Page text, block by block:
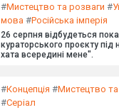
#Мистецтво та розваги #
мова #Російська імперія
26 серпня відбудеться
кураторського проєкту
хата всередині мене".
#Концепція #Мистецтво
#Серіал